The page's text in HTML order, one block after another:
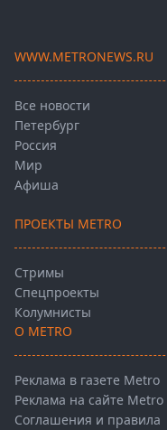
WWW.METRONEWS.RU
Все новости
Петербург
Россия
Мир
Афиша
ПРОЕКТЫ METRO
Стримы
Спецпроекты
Колумнисты
О METRO
Реклама в газете Metro
Реклама на сайте Metro
Соглашения и правила